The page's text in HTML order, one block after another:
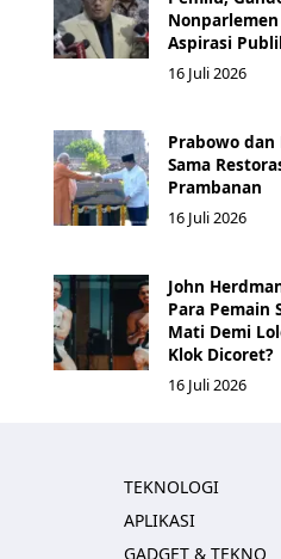
Aspirasi
16 Juli 2026
Prabowo dan
Sama
Prambanan
16 Juli 2026
John
Para Pemain
Mati Demi
Klok Dicoret?
16 Juli 2026
TEKNOLOGI
APLIKASI
GADGET & TEKNO